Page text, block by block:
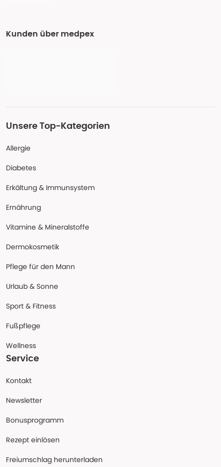
Kunden über medpex
Unsere Top-Kategorien
Allergie
Diabetes
Erkältung & Immunsystem
Ernährung
Vitamine & Mineralstoffe
Dermokosmetik
Pflege für den Mann
Urlaub & Sonne
Sport & Fitness
Fußpflege
Wellness
Service
Kontakt
Newsletter
Bonusprogramm
Rezept einlösen
Freiumschlag herunterladen